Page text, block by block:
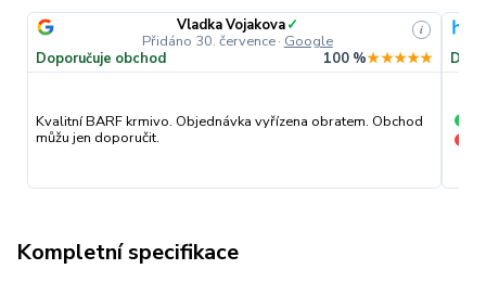
Vladka Vojakova✓
Přidáno 30. července· Google
i
Doporučuje obchod 100 %★★★★★
Kvalitní BARF krmivo. Objednávka vyřízena obratem. Obchod
můžu jen doporučit.
Kompletní specifikace